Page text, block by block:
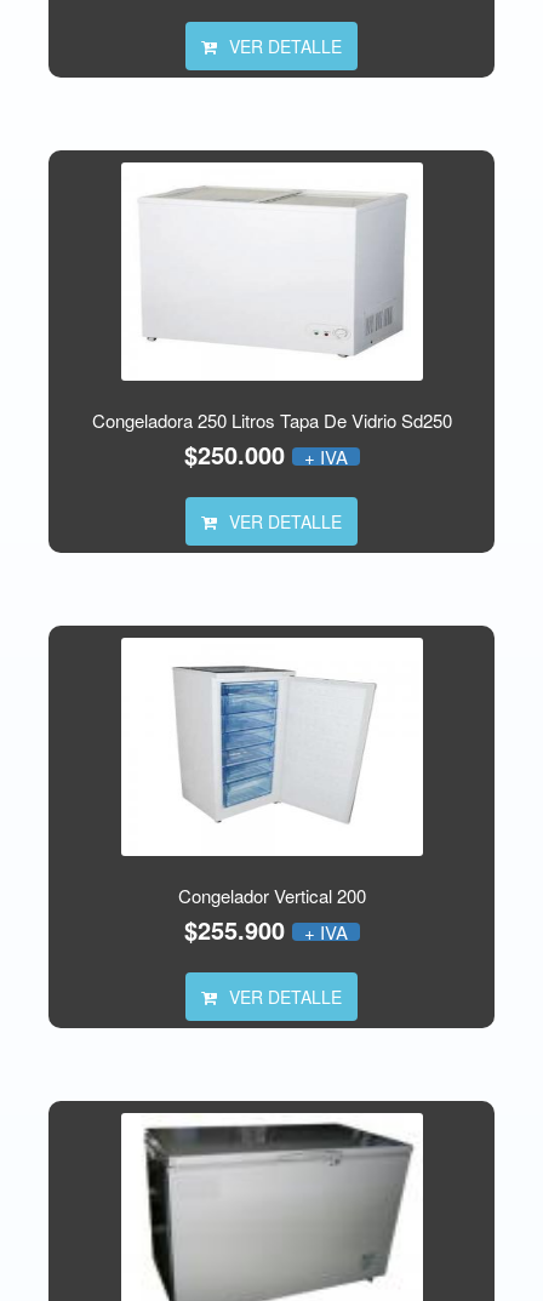
VER DETALLE
Congeladora 250 Litros Tapa De Vidrio Sd250
$250.000 + IVA
VER DETALLE
Congelador Vertical 200
$255.900 + IVA
VER DETALLE